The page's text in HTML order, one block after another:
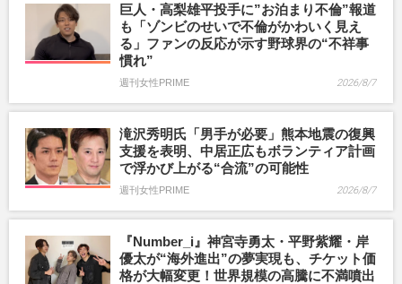
巨人・高梨雄平投手に”お泊まり不倫”報道
も「ゾンビのせいで不倫がかわいく見え
る」ファンの反応が示す野球界の“不祥事
慣れ”
週刊女性PRIME 2026/8/7
滝沢秀明氏「男手が必要」熊本地震の復興
支援を表明、中居正広もボランティア計画
で浮かび上がる“合流”の可能性
週刊女性PRIME 2026/8/7
『Number_i』神宮寺勇太・平野紫耀・岸
優太が“海外進出”の夢実現も、チケット価
格が大幅変更！世界規模の高騰に不満噴出